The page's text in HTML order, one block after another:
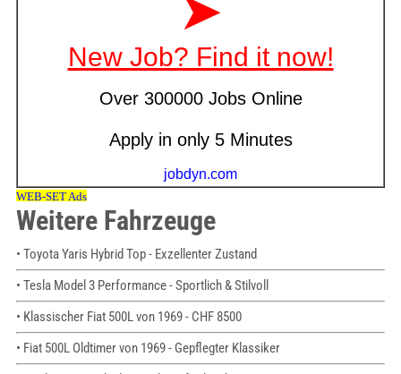
Weitere Fahrzeuge
• Toyota Yaris Hybrid Top - Exzellenter Zustand
• Tesla Model 3 Performance - Sportlich & Stilvoll
• Klassischer Fiat 500L von 1969 - CHF 8500
• Fiat 500L Oldtimer von 1969 - Gepflegter Klassiker